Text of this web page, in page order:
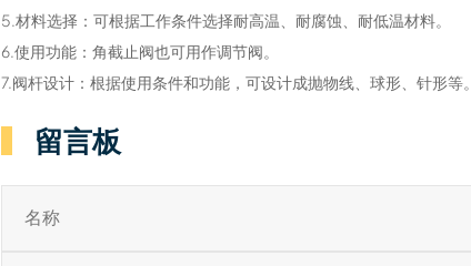
5.材料选择：可根据工作条件选择耐高温、耐腐蚀、耐低温材料。
6.使用功能：角截止阀也可用作调节阀。
7.阀杆设计：根据使用条件和功能，可设计成抛物线、球形、针形等。
留言板